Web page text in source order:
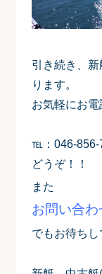
引き続き、
ります。
お気軽にお電
℡：046-856-
どうぞ！！
また
お問い合
でもお待ち